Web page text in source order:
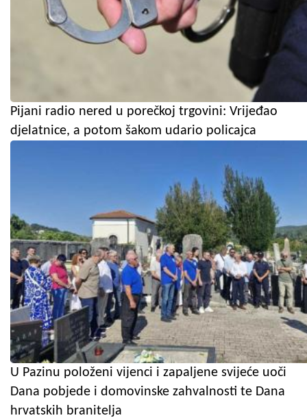
Pijani radio nered u porečkoj trgovini: Vrijeđao
djelatnice, a potom šakom udario policajca
U Pazinu položeni vijenci i zapaljene svijeće uoči
Dana pobjede i domovinske zahvalnosti te Dana
hrvatskih branitelja